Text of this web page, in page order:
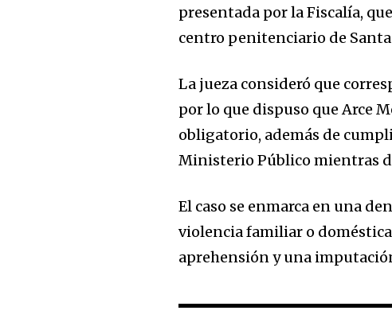
presentada por la Fiscalía,
centro penitenciario de Santa
La jueza consideró que
por lo que dispuso que Arce
obligatorio, además de
Ministerio Público mientras
El caso se enmarca en una
violencia familiar o
aprehensión y una